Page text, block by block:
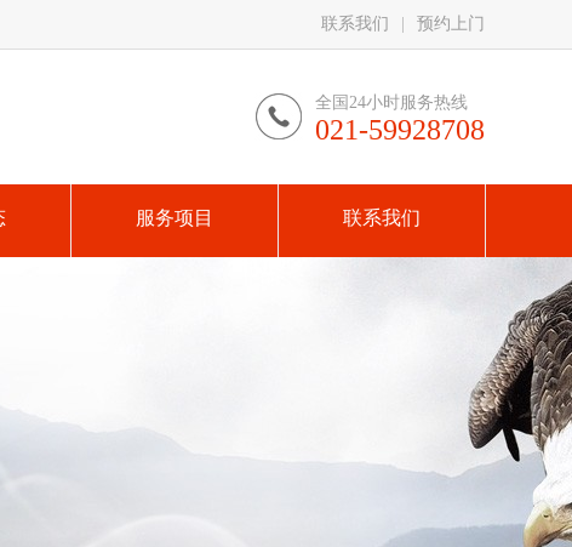
预约上门
联系我们
全国24小时服务热线
021-59928708
服务项目 联系我们